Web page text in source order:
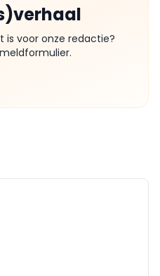
is voor onze redactie?